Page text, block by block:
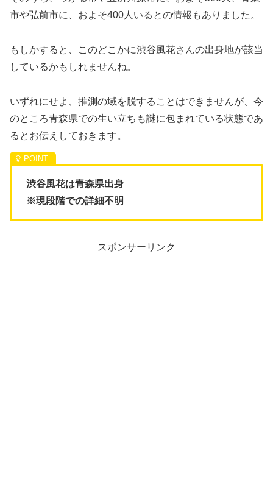
市や弘前市に、およそ400人いるとの情報もありました。
もしかすると、このどこかに渋谷風花さんの出身地が該当
しているかもしれませんね。
いずれにせよ、推測の域を脱することはできませんが、今
のところ青森県での生い立ちも謎に包まれている状態であ
るとお伝えしておきます。
渋谷風花は青森県出身
※現段階での詳細不明
スポンサーリンク